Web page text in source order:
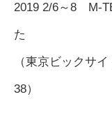
2019 2/6～8 M-
た
（東京ビックサ
38）